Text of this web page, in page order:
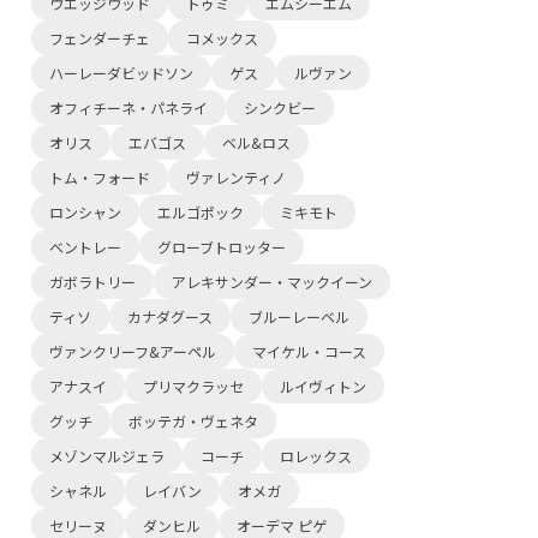
フェンダーチェ
コメックス
ハーレーダビッドソン
ゲス
ルヴァン
オフィチーネ・パネライ
シンクビー
オリス
エバゴス
ベル&ロス
トム・フォード
ヴァレンティノ
ロンシャン
エルゴポック
ミキモト
ベントレー
グローブトロッター
ガボラトリー
アレキサンダー・マックイーン
ティソ
カナダグース
ブルーレーベル
ヴァンクリーフ&アーペル
マイケル・コース
アナスイ
プリマクラッセ
ルイヴィトン
グッチ
ボッテガ・ヴェネタ
メゾンマルジェラ
コーチ
ロレックス
シャネル
レイバン
オメガ
セリーヌ
ダンヒル オーデマ ピゲ